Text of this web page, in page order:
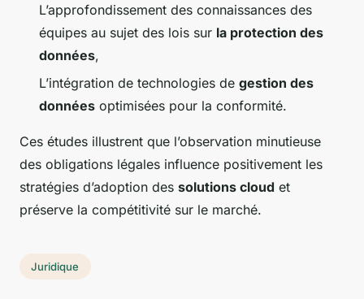
L’approfondissement des connaissances des
équipes au sujet des lois sur la protection des
données,
L’intégration de technologies de gestion des
données optimisées pour la conformité.
Ces études illustrent que l’observation minutieuse
des obligations légales influence positivement les
stratégies d’adoption des solutions cloud et
préserve la compétitivité sur le marché.
Juridique